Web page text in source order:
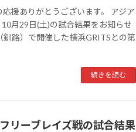
援ありがとうございます。 アジア
月29日(土)の試合結果をお知らせ
路）で開催した横浜GRITSとの第
続きを読む
リーブレイズ戦の試合結果